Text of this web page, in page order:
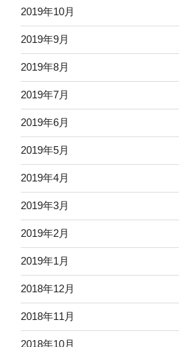
2019年10月
2019年9月
2019年8月
2019年7月
2019年6月
2019年5月
2019年4月
2019年3月
2019年2月
2019年1月
2018年12月
2018年11月
2018年10月